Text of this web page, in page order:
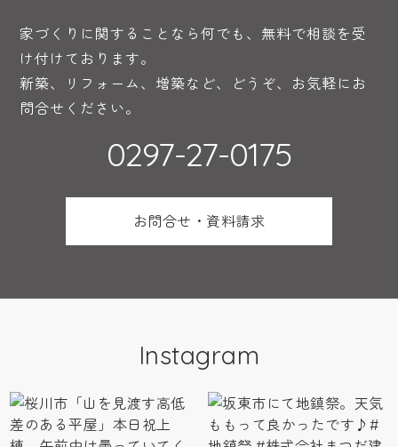
家づくりに関することなら何でも、無料で相談を受
け付けております。
新築、リフォーム、増築など、どうぞ、お気軽にお
問合せください。
0297-27-0175
お問合せ・資料請求
Instagram